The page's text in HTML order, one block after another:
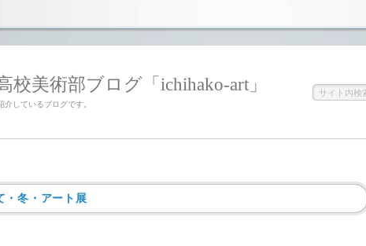
校美術部ブログ「ichihako-art」
しているブログです。
・冬・アート展